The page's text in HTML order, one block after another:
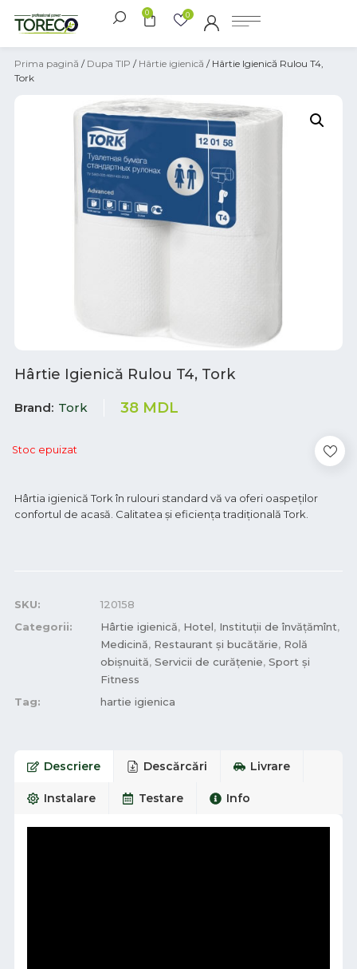
0 0
Prima pagină / Dupa TIP / Hârtie igienică / Hârtie Igienică Rulou T4,
Tork
Hârtie Igienică Rulou T4, Tork
Brand Tork 38 MDL
Stoc epuizat
Hârtia igienică Tork în rulouri standard vă va oferi oaspeților
confortul de acasă. Calitatea și eficiența tradițională Tork.
SKU:
120158
Categorii:
Hârtie igienică, Hotel, Instituții de învățămînt,
Medicină, Restaurant și bucătărie, Rolă
obișnuită, Servicii de curățenie, Sport și
Fitness
Tag:
hartie igienica
Descriere Descărcări Livrare
Instalare Testare Info